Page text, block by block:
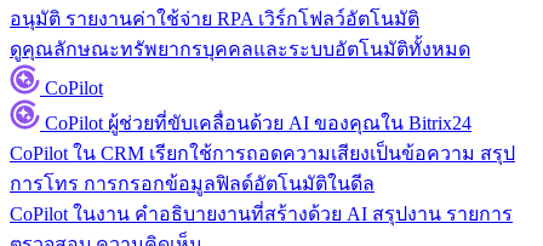
อนุมัติ รายงานค่าใช้จ่าย RPA เวิร์กโฟลว์อัตโนมัติ
ดูคุณลักษณะทรัพยากรบุคคลและระบบอัตโนมัติทั้งหมด
CoPilot
CoPilot ผู้ช่วยที่ขับเคลื่อนด้วย AI ของคุณใน Bitrix24
CoPilot ใน CRM เรียกใช้การถอดความเสียงเป็นข้อความ สรุป
การโทร การกรอกข้อมูลฟิลด์อัตโนมัติในดีล
CoPilot ในงาน คำอธิบายงานที่สร้างด้วย AI สรุปงาน รายการ